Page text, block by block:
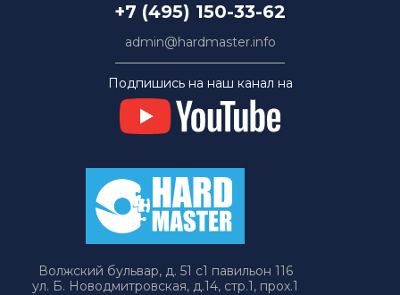
+7 (495) 150-33-62
admin@hardmaster.info
Подпишись на наш канал на
Волжский бульвар, д. 51 с1 павильон 116
ул. Б. Новодмитровская, д.14, стр.1, прох.1